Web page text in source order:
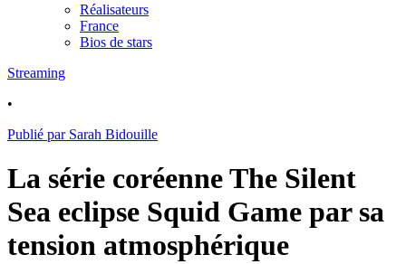
Réalisateurs
France
Bios de stars
Streaming
•
Publié par Sarah Bidouille
La série coréenne The Silent
Sea eclipse Squid Game par sa
tension atmosphérique